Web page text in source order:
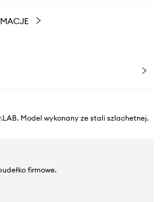
Model wykonany ze stali szlachetnej.
firmowe.